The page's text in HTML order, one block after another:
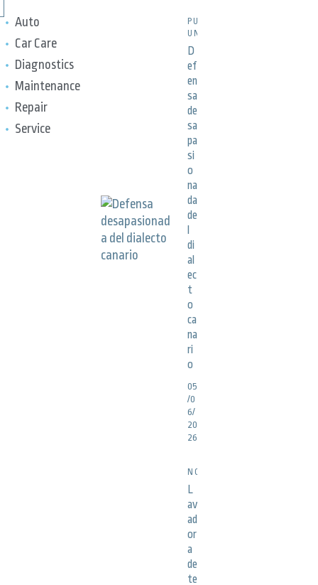
Auto
Car Care
Diagnostics
Maintenance
Repair
Service
PUBLICACIONES,
UNCATEGORIZED
D
ef
en
sa
de
sa
pa
si
o
na
da
de
di
al
ec
t
o
ca
na
ri
o
05
/0
6/
20
26
NOTICIAS
L
av
ad
or
a
de
te